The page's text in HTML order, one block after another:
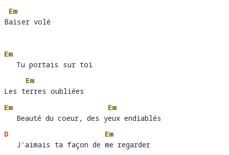
B
Em
ai
Baiser volé
Em
   Tu portais sur toi
Les t
Em
er
Les terres oubliées
Em
   Beauté du coeur, des y
Em
eu
   Beauté du coeur, des yeux endiablés
D
   J'aimais ta façon de
Em
me
   J'aimais ta façon de me regarder